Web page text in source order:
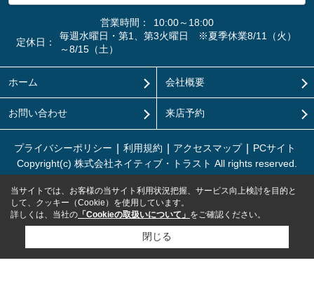
営業時間：
10:00～18:00
定休日：
毎週水曜日・第1、第3火曜日 ※夏季休業8/11（火）
～8/15（土）
ホーム 会社概要
お問い合わせ 来店予約
プライバシーポリシー 利用規約 アクセスマップ
PCサイト
Copyright(c) 株式会社ネイティブ・トラスト All rights reserved.
当サイトでは、お客様の当サイト利用状況把握、サービス向上検討を目的と
して、クッキー（Cookie）を使用しています。
詳しくは、当社の 「Cookieの取扱いについて」 をご確認ください。
閉じる